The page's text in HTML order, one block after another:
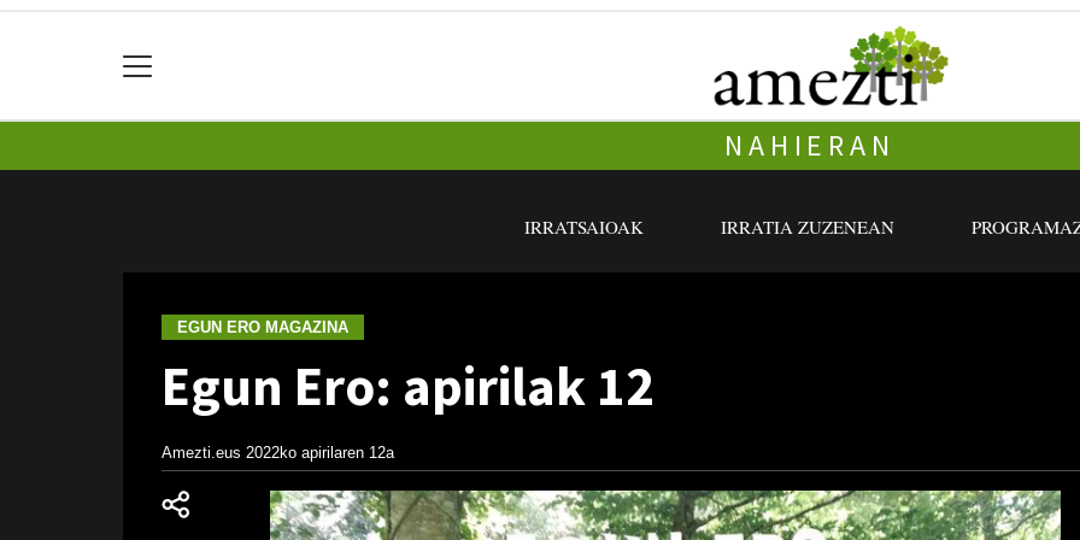
NAHIERAN
IRRATSAIOAK IRRATIA ZUZENEAN
EGUN ERO MAGAZINA
Egun Ero: apirilak 12
Amezti.eus 2022ko apirilaren 12a